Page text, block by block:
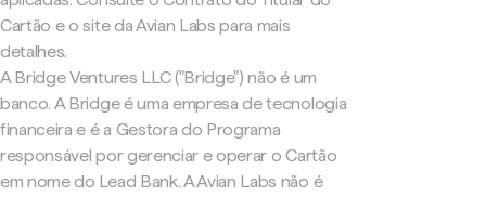
Cartão e o site da Avian Labs para mais
detalhes.
A Bridge Ventures LLC ("Bridge") não é um
banco. A Bridge é uma empresa de tecnologia
financeira e é a Gestora do Programa
responsável por gerenciar e operar o Cartão
em nome do Lead Bank. A Avian Labs não é